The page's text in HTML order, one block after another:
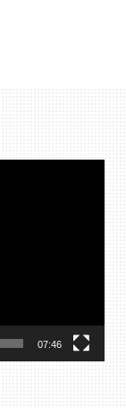
07:46